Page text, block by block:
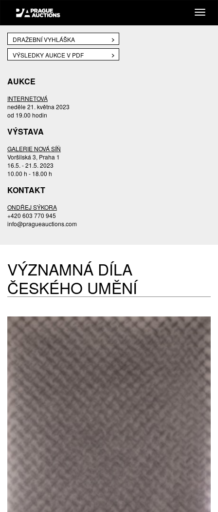
DRAŽEBNÍ VYHLÁŠKA
VÝSLEDKY AUKCE V PDF
AUKCE
INTERNETOVÁ
neděle 21. května 2023
od 19.00 hodin
VÝSTAVA
GALERIE NOVÁ SÍŇ
Voršilská 3, Praha 1
16.5. - 21.5. 2023
10.00 h - 18.00 h
KONTAKT
ONDŘEJ SÝKORA
+420 603 770 945
info@pragueauctions.com
VÝZNAMNÁ DÍLA
ČESKÉHO UMĚNÍ